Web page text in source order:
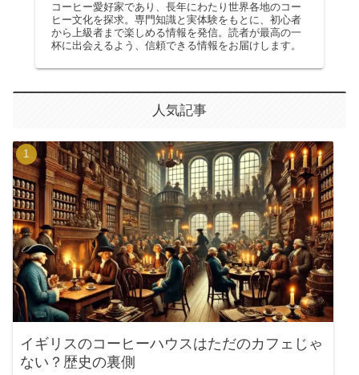
コーヒー愛好家であり、長年にわたり世界各地のコー
ヒー文化を探求。専門知識と実体験をもとに、初心者
から上級者まで楽しめる情報を発信。読者が最高の一
杯に出会えるよう、信頼できる情報をお届けします。
人気記事
イギリスのコーヒーハウスはただのカフェじゃ
ない？歴史の裏側